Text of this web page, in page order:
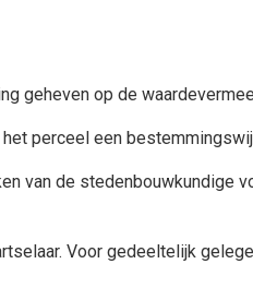
geheven op de
perceel een
van de stedenbouwkundige
Voor gedeeltelijk